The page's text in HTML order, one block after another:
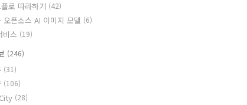
로 따라하기 (42)
오픈소스 AI 이미지 모델 (6)
비스 (19)
(246)
(31)
(106)
(28)